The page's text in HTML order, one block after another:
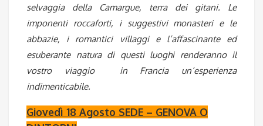
selvaggia della Camargue, terra dei gitani. Le
imponenti roccaforti, i suggestivi monasteri e le
abbazie, i romantici villaggi e l’affascinante ed
esuberante natura di questi luoghi renderanno il
vostro viaggio in Francia un’esperienza
indimenticabile.
Giovedì 18 Agosto SEDE – GENOVA O